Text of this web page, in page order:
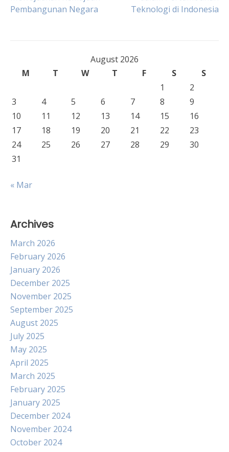
navigation
Pembangunan Negara
Teknologi di Indonesia
August 2026
M
T W T F S
S
1
2
3
4 5 6 7 8
9
10
11 12 13 14 15
16
17
18 19 20 21 22
23
24
25 26 27 28 29
30
31
« Mar
Archives
March 2026
February 2026
January 2026
December 2025
November 2025
September 2025
August 2025
July 2025
May 2025
April 2025
March 2025
February 2025
January 2025
December 2024
November 2024
October 2024